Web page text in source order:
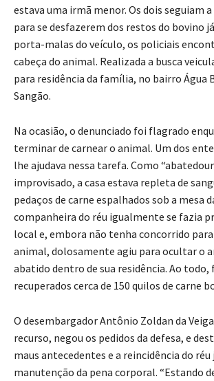
estava uma irmã menor. Os dois seguiam
para se desfazerem dos restos do bovino
porta-malas do veículo, os policiais
cabeça do animal. Realizada a busca
para residência da família, no bairro Água
Sangão.
Na ocasião, o denunciado foi flagrado
terminar de carnear o animal. Um dos
lhe ajudava nessa tarefa. Como
improvisado, a casa estava repleta de
pedaços de carne espalhados sob a mesa
companheira do réu igualmente se fazia
local e, embora não tenha concorrido
animal, dolosamente agiu para ocultar o
abatido dentro de sua residência. Ao todo,
recuperados cerca de 150 quilos de carne
O desembargador Antônio Zoldan da
recurso, negou os pedidos da defesa, e
maus antecedentes e a reincidência do
manutenção da pena corporal. “Estando